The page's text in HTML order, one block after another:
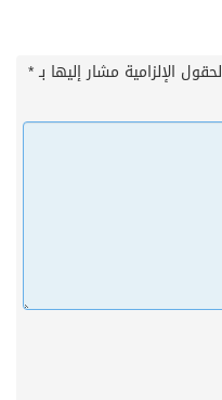
الإلزامية مشار إليها بـ*